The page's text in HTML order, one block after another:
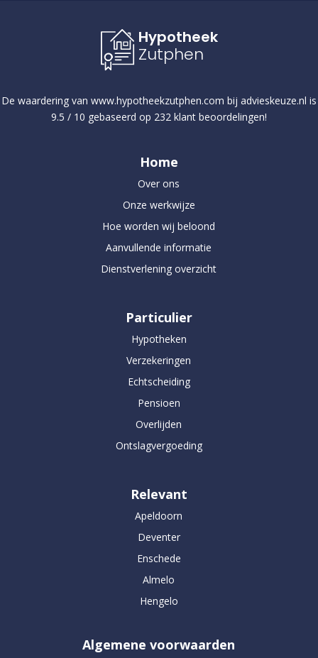
Hypotheek
Zutphen
De waardering van www.hypotheekzutphen.com bij advieskeuze.nl is
9.5 / 10 gebaseerd op 232 klant beoordelingen!
Home
Over ons
Onze werkwijze
Hoe worden wij beloond
Aanvullende informatie
Dienstverlening overzicht
Particulier
Hypotheken
Verzekeringen
Echtscheiding
Pensioen
Overlijden
Ontslagvergoeding
Relevant
Apeldoorn
Deventer
Enschede
Almelo
Hengelo
Algemene voorwaarden